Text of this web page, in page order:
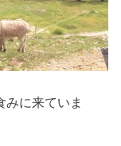
みに来ていま